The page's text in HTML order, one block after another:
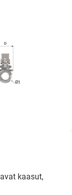
kaasut,